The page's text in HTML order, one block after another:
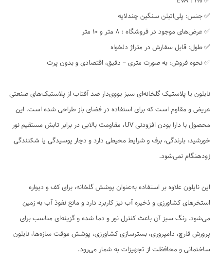
✅ جنس: پلی‌اتیلن سنگین چندلایه
✅ عرض‌های موجود در فروشگاه : ۸ متر و ۱۰ متر
✅ طول: قابل سفارش در متراژ دلخواه
✅ نحوه فروش: به صورت متری – دقیق، اقتصادی و بدون پرت
نایلون یا پلاستیک گلخانه‌ای سبز یووی‌دار ضد آفتاب از پلاستیک‌های صنعتی
عریض و مقاوم است که برای استفاده در فضای باز طراحی شده است. این
محصول با دارا بودن افزودنی UV، مقاومت بالایی در برابر تابش مستقیم نور
خورشید، بارندگی، برف و شرایط محیطی دارد و دچار پوسیدگی یا شکنندگی
زودهنگام نمی‌شود.
این نایلون علاوه بر استفاده به‌عنوان پوشش گلخانه، برای کف و دیواره
استخرهای کشاورزی و ذخیره آب نیز کاربرد دارد و مانع نفوذ آب به زمین
می‌شود. رنگ سبز آن باعث کنترل نور و دما شده و گزینه‌ای مناسب برای
پرورش قارچ، دامپروری، بستر‌سازی کشاورزی، پوشش موقت سازه‌ها، نایلون
ساختمانی و محافظت از تجهیزات به شمار می‌رود.